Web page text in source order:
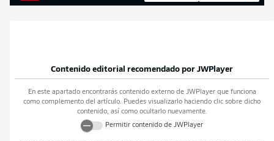
Contenido editorial recomendado por JWPlayer
En este apartado encontrarás contenido externo de JWPlayerque funciona
como complemento del artículo. Puedes visualizarlo haciendo clic sobre dicho
contenido, así como ocultarlo nuevamente.
Permitir contenido de JWPlayer